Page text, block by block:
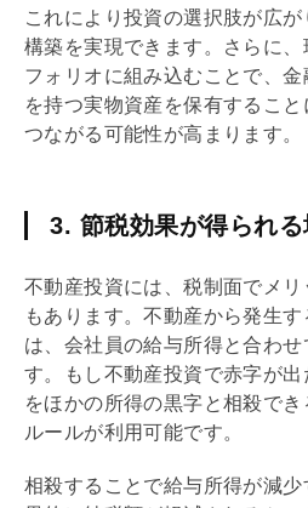
これにより投資の選択肢が広
構築を実現できます。さらに、
フォリオに組み込むことで、
を持つ実物資産 を保有するこ
つながる可能性が高まります。
3. 節税効果が得られ
不動産投資には、税制面でメ
もあります。不動産から発生す
は、会社員の給与所得と合わせ
す。もし不動産投資で赤字が
をほかの所得の黒字と相殺で
ルールが利用可能です。
相殺することで給与所得が減